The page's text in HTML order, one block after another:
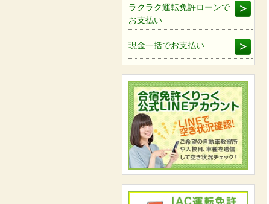
ラクラク運転免許ローンで
お支払い
現金一括でお支払い